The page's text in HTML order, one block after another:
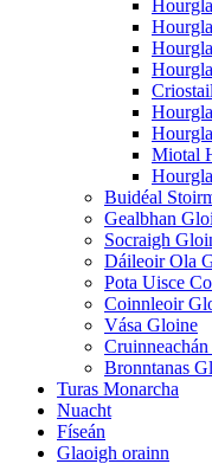
Miotal
Buidéal
Gealbhan
Socraigh
Dáileoir Ola
Pota Uisce
Coinnleoir
Vása Gloine
Bronntanas
Turas Monarcha
Nuacht
Físeán
Glaoigh orainn